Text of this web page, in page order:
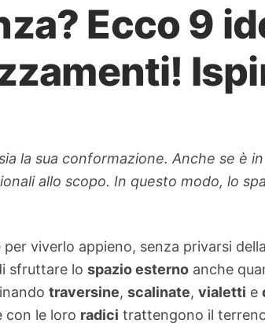
Search for:
Ecco 9
la sua conformazione. Anche se è
allo scopo. In questo modo, lo
viverlo appieno, senza privarsi
sfruttare lo spazio esterno anche
traversine, scalinate, vialetti e
con le loro radici trattengono il